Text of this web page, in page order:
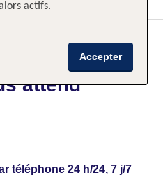
attend
téléphone 24 h/24, 7 j/7
actifs.
Accepter